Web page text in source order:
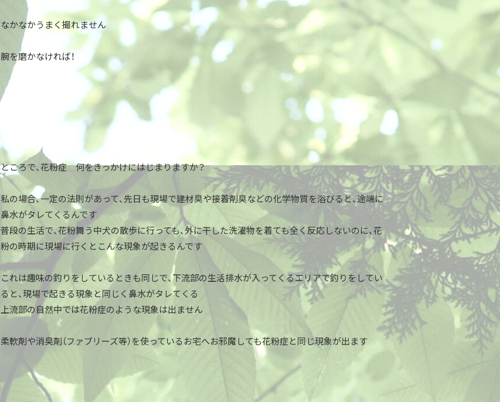
なかなかうまく撮れません
腕を磨かなければ！
ところで、花粉症 何をきっかけにはじまりますか？
私の場合、一定の法則があって、先日も現場で建材臭や接着剤臭などの化学物質を浴びると、途端に
鼻水がタレてくるんです
普段の生活で、花粉舞う中犬の散歩に行っても、外に干した洗濯物を着ても全く反応しないのに、花
粉の時期に現場に行くとこんな現象が起きるんです
これは趣味の釣りをしているときも同じで、下流部の生活排水が入ってくるエリアで釣りをしてい
ると、現場で起きる現象と同じく鼻水がタレてくる
上流部の自然中では花粉症のような現象は出ません
柔軟剤や消臭剤（ファブリーズ等）を使っているお宅へお邪魔しても花粉症と同じ現象が出ます